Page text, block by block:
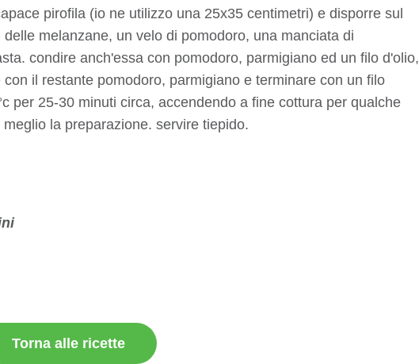
pirofila (io ne utilizzo una 25x35 centimetri) e disporre sul
melanzane, un velo di pomodoro, una manciata di
condire anch'essa con pomodoro, parmigiano ed un filo d'olio,
il restante pomodoro, parmigiano e terminare con un filo
per 25-30 minuti circa, accendendo a fine cottura per qualche
la preparazione. servire tiepido.
Torna alle ricette